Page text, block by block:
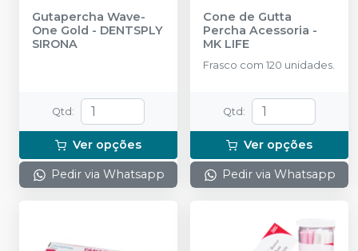
Gutapercha Wave-
One Gold - DENTSPLY
SIRONA
Qtd :
Ver opções
Pedir via Whatsapp
Cone de Gutta
Percha Acessoria -
MK LIFE
Frasco com 120 unidades.
Qtd :
Ver opções
Pedir via Whatsapp